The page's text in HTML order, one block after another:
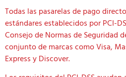
Todas las pasarelas de pago
estándares establecidos por PCI-
Consejo de Normas de Seguridad
conjunto de marcas como Visa,
Express y Discover.